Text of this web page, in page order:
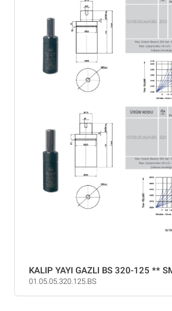
KALIP YAYI GAZLI BS 320-125 **
01.05.05.320.125.BS